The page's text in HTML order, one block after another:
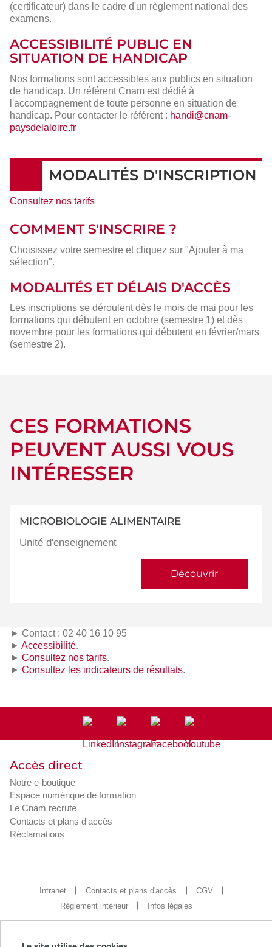
(certificateur) dans le cadre d'un règlement national des
examens.
ACCESSIBILITÉ PUBLIC EN
SITUATION DE HANDICAP
Nos formations sont accessibles aux publics en situation
de handicap. Un référent Cnam est dédié à
l'accompagnement de toute personne en situation de
handicap. Pour contacter le référent : handi@cnam-
paysdelaloire.fr
MODALITÉS D'INSCRIPTION
Consultez nos tarifs
COMMENT S'INSCRIRE ?
Choisissez votre semestre et cliquez sur "Ajouter à ma
sélection".
MODALITÉS ET DÉLAIS D'ACCÈS
Les inscriptions se déroulent dès le mois de mai pour les
formations qui débutent en octobre (semestre 1) et dès
novembre pour les formations qui débutent en février/mars
(semestre 2).
CES FORMATIONS
PEUVENT AUSSI VOUS
INTÉRESSER
MICROBIOLOGIE ALIMENTAIRE
Unité d'enseignement
Découvrir
► Contact : 02 40 16 10 95
► Accessibilité.
► Consultez nos tarifs.
► Consultez les indicateurs de résultats.
Accès direct
Notre e-boutique
Espace numérique de formation
Le Cnam recrute
Contacts et plans d'accès
Réclamations
Intranet Contacts et plans d'accès
CGV
Règlement intérieur
Infos légales